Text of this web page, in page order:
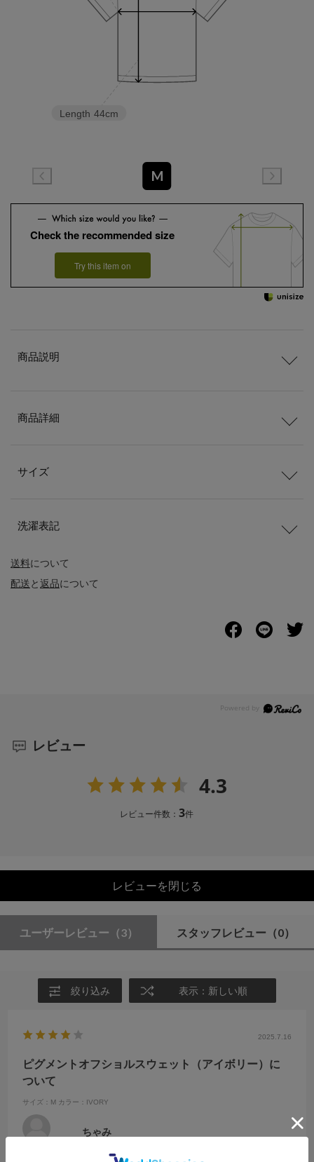
Length 44cm
M
Check the recommended size
Try this item on
送料について
配送と返品について
商品説明
商品詳細
サイズ
洗濯表記
レビュー
4.3
レビュー件数：3件
レビューを閉じる
ユーザーレビュー （3） スタッフレビュー （0）
絞り込み 表示：新しい順
2025.7.16
ピグメントオフショルスウェット（アイボリー）に
ついて
サイズ：M カラー：IVORY
ちゃみ